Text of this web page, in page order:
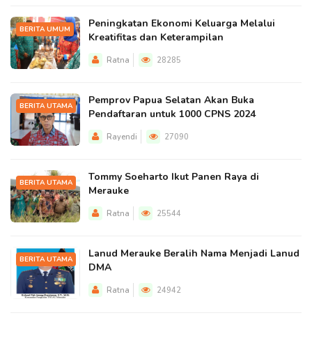
BERITA UMUM
Peningkatan Ekonomi Keluarga Melalui
Kreatifitas dan Keterampilan
Ratna 28285
BERITA UTAMA
Pemprov Papua Selatan Akan Buka
Pendaftaran untuk 1000 CPNS 2024
Rayendi 27090
BERITA UTAMA
Tommy Soeharto Ikut Panen Raya di
Merauke
Ratna 25544
BERITA UTAMA
Lanud Merauke Beralih Nama Menjadi Lanud
DMA
Ratna 24942